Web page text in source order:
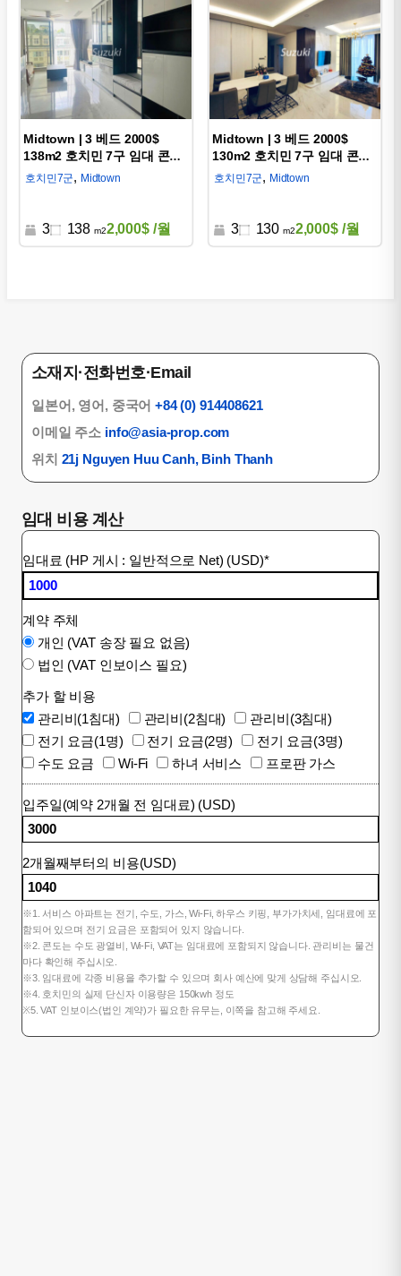
Midtown | 3 베드 2000$
138m2 호치민 7구 임대 콘도
D750015
호치민7군, Midtown
3 138 m22,000$ /월
Midtown | 3 베드 2000$
130m2 호치민 7구 임대 콘도
D750036
호치민7군, Midtown
3 130 m22,000$ /월
소재지·전화번호·Email
일본어, 영어, 중국어+84 (0) 914408621
이메일 주소 info@asia-prop.com
위치 21j Nguyen Huu Canh, Binh Thanh
임대 비용 계산
임대료 (HP 게시 : 일반적으로 Net) (USD)*
계약 주체
개인 (VAT 송장 필요 없음)
법인 (VAT 인보이스 필요)
추가 할 비용
관리비(1침대)
관리비(2침대)
관리비(3침대)
전기 요금(1명)
전기 요금(2명)
전기 요금(3명)
수도 요금
Wi-Fi 하녀 서비스 프로판 가스
입주일(예약 2개월 전 임대료) (USD)
2개월째부터의 비용(USD)
※1. 서비스 아파트는 전기, 수도, 가스, Wi-Fi, 하우스 키핑, 부가가치세, 임대료에 포
함되어 있으며 전기 요금은 포함되어 있지 않습니다.
※2. 콘도는 수도 광열비, Wi-Fi, VAT는 임대료에 포함되지 않습니다. 관리비는 물건
마다 확인해 주십시오.
※3. 임대료에 각종 비용을 추가할 수 있으며 회사 예산에 맞게 상담해 주십시오.
※4. 호치민의 실제 단신자 이용량은 150kwh 정도
※5. VAT 인보이스(법인 계약)가 필요한 유무는, 이쪽을 참고해 주세요.